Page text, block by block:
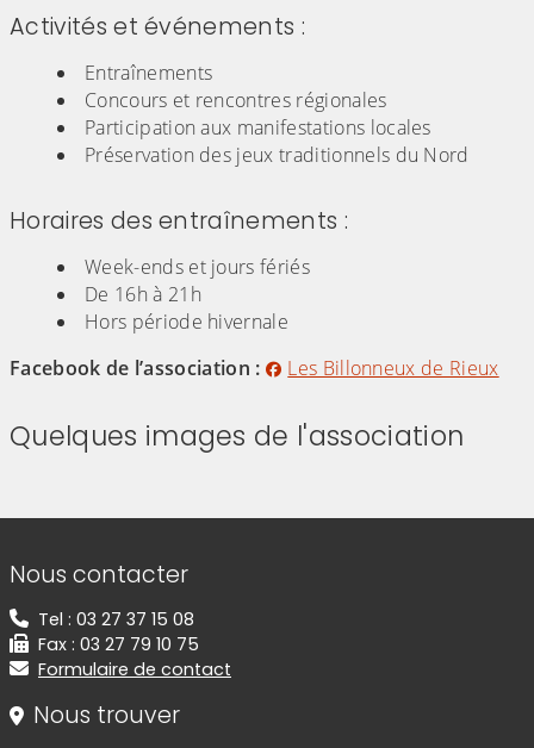
Activités et événements :
Entraînements
Concours et rencontres régionales
Participation aux manifestations locales
Préservation des jeux traditionnels du Nord
Horaires des entraînements :
Week-ends et jours fériés
De 16h à 21h
Hors période hivernale
Facebook de l’association :
Les Billonneux de Rieux
Quelques images de l'association
Informations de contact
Nous contacter
Tel : 03 27 37 15 08
Fax : 03 27 79 10 75
Formulaire de contact
Nous trouver